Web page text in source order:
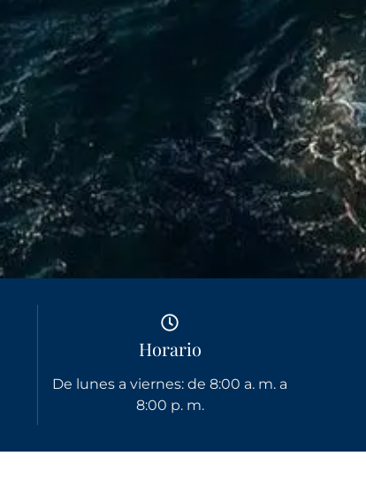
Horario
De lunes a viernes: de 8:00 a. m. a
8:00 p. m.